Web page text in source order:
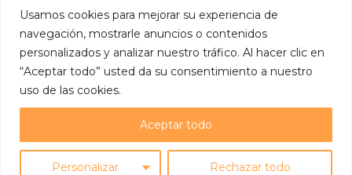
Usamos cookies para mejorar su experiencia de
navegación, mostrarle anuncios o contenidos
personalizados y analizar nuestro tráfico. Al hacer clic en
“Aceptar todo” usted da su consentimiento a nuestro
uso de las cookies.
Personalizar Rechazar todo
Aceptar todo
La magia de la temporada navideña brinda
oportunidades únicas para destacar y